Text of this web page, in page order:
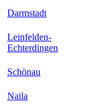
Darmstadt
Leinfelden-
Echterdingen
Schönau
Naila